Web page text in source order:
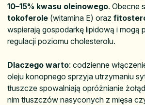
10–15% kwasu oleinowego. Obecne
tokoferole (witamina E) oraz
wspierają gospodarkę lipidową i mogą
regulacji poziomu cholesterolu.
Dlaczego warto: codzienne
oleju konopnego sprzyja utrzymaniu
tłuszcze spowalniają opróżnianie
nim tłuszczów nasyconych z mięsa